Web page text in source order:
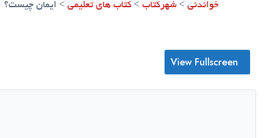
خواندنی >شهرکتاب >کتاب های تعلیمی > ایمان چیست؟
View Fullscreen